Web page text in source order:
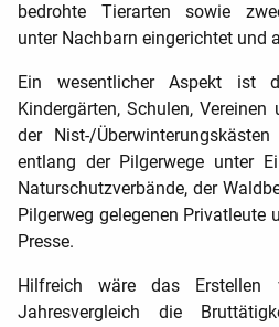
bedrohte Tierarten sowie
unter Nachbarn eingerichtet und
Ein wesentlicher Aspekt ist
Kindergärten, Schulen,
der Nist-/
entlang der Pilgerwege unter
Naturschutzverbände, der
Pilgerweg gelegenen Privatleute
Presse.
Hilfreich wäre das
Jahresvergleich die